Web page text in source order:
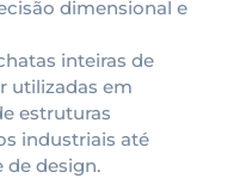
dimensional e
inteiras de
utilizadas em
estruturas
industriais até
de design.